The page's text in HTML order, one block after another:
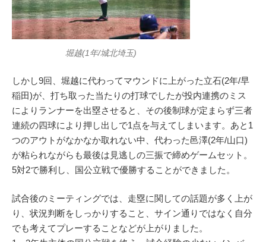
堀越(1年/城北埼玉)
しかし9回、堀越に代わってマウンドに上がった立石(2年/早
稲田)が、打ち取った当たりの打球でしたが投内連携のミス
によりランナーを出塁させると、その後制球が定まらず三者
連続の四球により押し出しで1点を与えてしまいます。あと1
つのアウトがなかなか取れない中、代わった邑澤(2年/山口)
が粘られながらも最後は見逃しの三振で締めゲームセット。
5対2で勝利し、国公立戦で優勝することができました。
試合後のミーティングでは、走塁に関しての話題が多く上が
り、状況判断をしっかりすること、サイン通りではなく自分
でも考えてプレーすることなどが上がりました。